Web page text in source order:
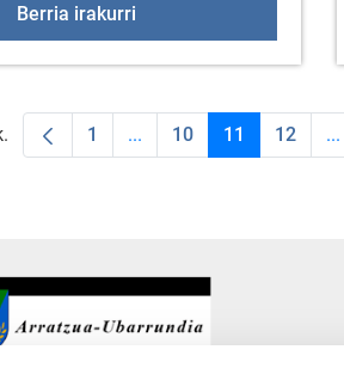
Berria irakurri+55 Elkartegiak
Orrialdea
1 ...Intermediate Pages Use
Orrialdea
10 Orrialdea
11 12 ...